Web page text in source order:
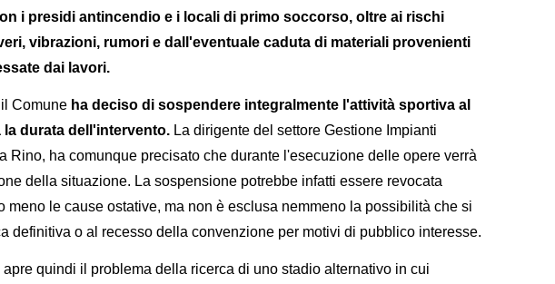
i presidi antincendio e i locali di primo soccorso, oltre ai rischi
vibrazioni, rumori e dall'eventuale caduta di materiali provenienti
dai lavori.
Comune ha deciso di sospendere integralmente l'attività sportiva al
la durata dell'intervento. La dirigente del settore Gestione Impianti
Rino, ha comunque precisato che durante l'esecuzione delle opere verrà
della situazione. La sospensione potrebbe infatti essere revocata
meno le cause ostative, ma non è esclusa nemmeno la possibilità che si
definitiva o al recesso della convenzione per motivi di pubblico interesse.
quindi il problema della ricerca di uno stadio alternativo in cui